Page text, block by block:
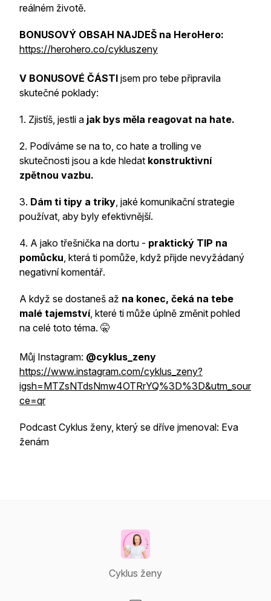
reálném životě.
BONUSOVÝ OBSAH NAJDEŠ na HeroHero:
https://herohero.co/cykluszeny
V BONUSOVÉ ČÁSTI jsem pro tebe připravila
skutečné poklady:
1. Zjistíš, jestli a jak bys měla reagovat na hate.
2. Podíváme se na to, co hate a trolling ve
skutečnosti jsou a kde hledat konstruktivní
zpětnou vazbu.
3. Dám ti tipy a triky, jaké komunikační strategie
používat, aby byly efektivnější.
4. A jako třešnička na dortu - praktický TIP na
pomůcku, která ti pomůže, když přijde nevyžádaný
negativní komentář.
A když se dostaneš až na konec, čeká na tebe
malé tajemství, které ti může úplně změnit pohled
na celé toto téma. 🤫
Můj Instagram: @cyklus_zeny
https://www.instagram.com/cyklus_zeny?
igsh=MTZsNTdsNmw4OTRrYQ%3D%3D&utm_sour
ce=qr
Podcast Cyklus ženy, který se dříve jmenoval: Eva
ženám
Cyklus ženy